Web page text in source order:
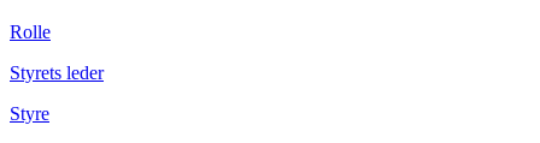
Rolle
Styrets leder
Styre